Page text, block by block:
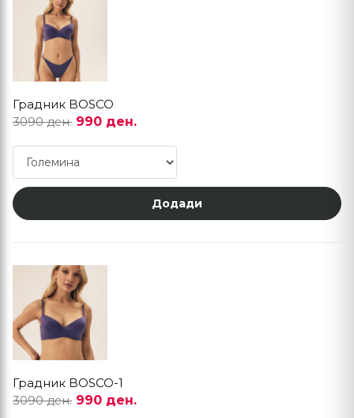
Градник BOSCO
3090 ден. 990 ден.
Додади
Градник BOSCO-1
3090 ден. 990 ден.